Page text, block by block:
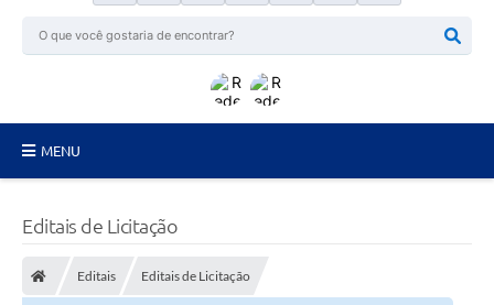
MENU
Secretarias
Editais de Licitação
Editais Editais de Licitação